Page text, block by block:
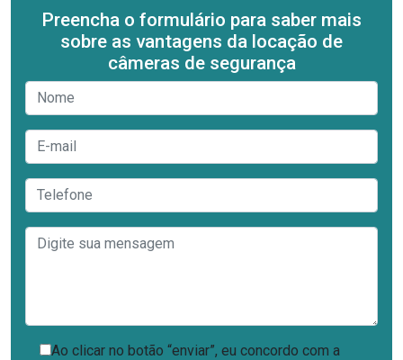
Preencha o formulário para saber mais
sobre as vantagens da locação de
câmeras de segurança
Ao clicar no botão “enviar”, eu concordo com a